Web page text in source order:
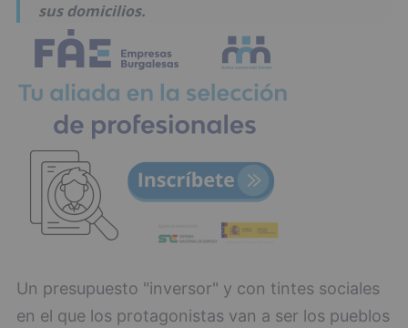
sus domicilios.
Un presupuesto "inversor" y con tintes sociales
en el que los protagonistas van a ser los pueblos